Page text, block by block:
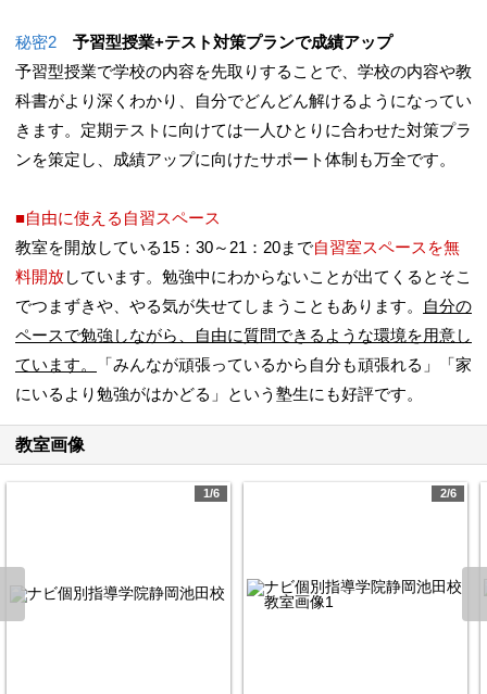
秘密2
予習型授業+テスト対策プランで成績アップ
予習型授業で学校の内容を先取りすることで、学校の内容や教
科書がより深くわかり、自分でどんどん解けるようになってい
きます。定期テストに向けては一人ひとりに合わせた対策プラ
ンを策定し、成績アップに向けたサポート体制も万全です。
■自由に使える自習スペース
教室を開放している15：30～21：20まで自習室スペースを無
料開放しています。勉強中にわからないことが出てくるとそこ
でつまずきや、やる気が失せてしまうこともあります。
自分の
ペースで勉強しながら、自由に質問できるような環境を用意し
ています。
「みんなが頑張っているから自分も頑張れる」「家
にいるより勉強がはかどる」という塾生にも好評です。
教室画像
1/6 2/6